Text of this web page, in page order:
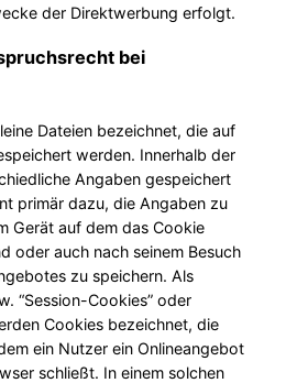
der Direktwerbung erfolgt.
bei
Dateien bezeichnet, die auf
werden. Innerhalb der
Angaben gespeichert
primär dazu, die Angaben zu
Gerät auf dem das Cookie
oder auch nach seinem Besuch
zu speichern. Als
“Session-Cookies” oder
Cookies bezeichnet, die
ein Nutzer ein Onlineangebot
schließt. In einem solchen